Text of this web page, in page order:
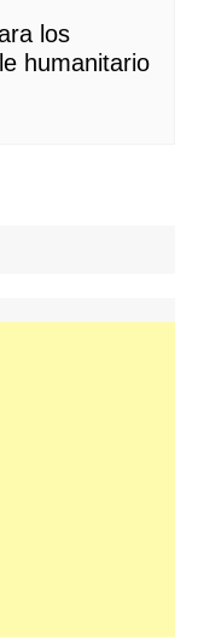
los
humanitario